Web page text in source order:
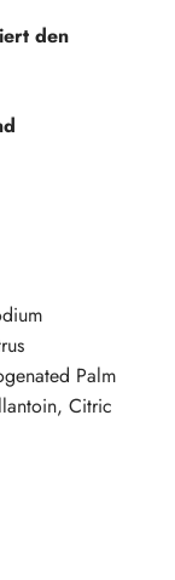
den
Palm
Citric